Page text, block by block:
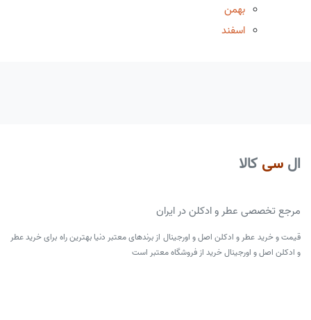
بهمن
اسفند
ال سی کالا
مرجع تخصصی عطر و ادکلن در ایران
قیمت و خرید عطر و ادکلن اصل و اورجینال از برندهای معتبر دنیا بهترین راه برای خرید عطر
و ادکلن اصل و اورجینال خرید از فروشگاه معتبر است